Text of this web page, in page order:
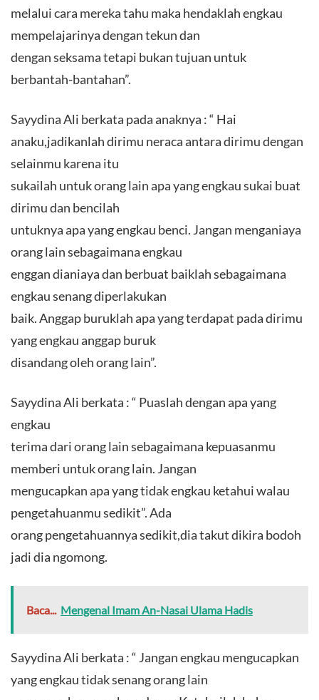
melalui cara mereka tahu maka hendaklah engkau
mempelajarinya dengan tekun dan
dengan seksama tetapi bukan tujuan untuk
berbantah-bantahan”.
Sayydina Ali berkata pada anaknya : “ Hai
anaku,jadikanlah dirimu neraca antara dirimu dengan
selainmu karena itu
sukailah untuk orang lain apa yang engkau sukai buat
dirimu dan bencilah
untuknya apa yang engkau benci. Jangan menganiaya
orang lain sebagaimana engkau
enggan dianiaya dan berbuat baiklah sebagaimana
engkau senang diperlakukan
baik. Anggap buruklah apa yang terdapat pada dirimu
yang engkau anggap buruk
disandang oleh orang lain”.
Sayydina Ali berkata : “ Puaslah dengan apa yang
engkau
terima dari orang lain sebagaimana kepuasanmu
memberi untuk orang lain. Jangan
mengucapkan apa yang tidak engkau ketahui walau
pengetahuanmu sedikit”. Ada
orang pengetahuannya sedikit,dia takut dikira bodoh
jadi dia ngomong.
Baca... Mengenal Imam An-Nasai Ulama Hadis
Sayydina Ali berkata : “ Jangan engkau mengucapkan
yang engkau tidak senang orang lain